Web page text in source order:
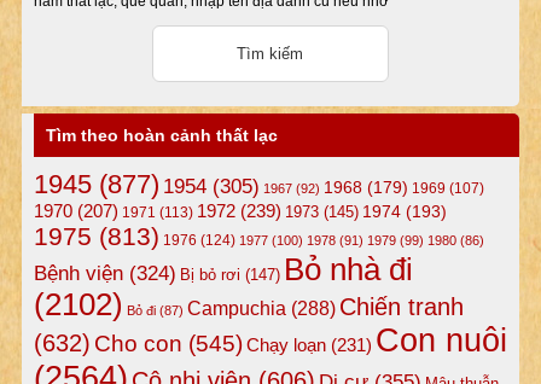
Tìm theo hoàn cảnh thất lạc
1945(877) 1954(305) 1967(92) 1968(179) 1969 (107)
1970(207) 1971 (113) 1972(239) 1973(145) 1974(193)
1975 (813) 1976 (124) 1977(100) 1978(91) 1979(99) 1980(86)
Bệnh viện(324) Bị bỏ rơi (147) Bỏ nhà đi
(2102) Bỏ đi(87) Campuchia (288) Chiến tranh
(632) Cho con (545)Chạy loạn(231) Con nuôi